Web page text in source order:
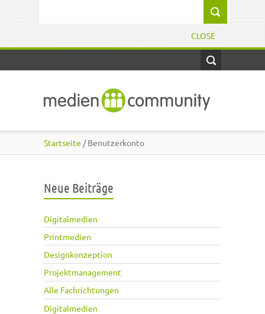
CLOSE
Startseite / Benutzerkonto
Neue Beiträge
Digitalmedien
Printmedien
Designkonzeption
Projektmanagement
Alle Fachrichtungen
Digitalmedien